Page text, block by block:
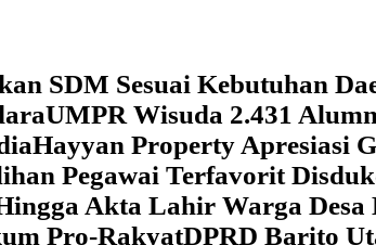
SDM Sesuai Kebutuhan
UMPR Wisuda 2.431
Hayyan Property Apresiasi
Pegawai Terfavorit
Akta Lahir Warga
Pro-RakyatDPRD Barito